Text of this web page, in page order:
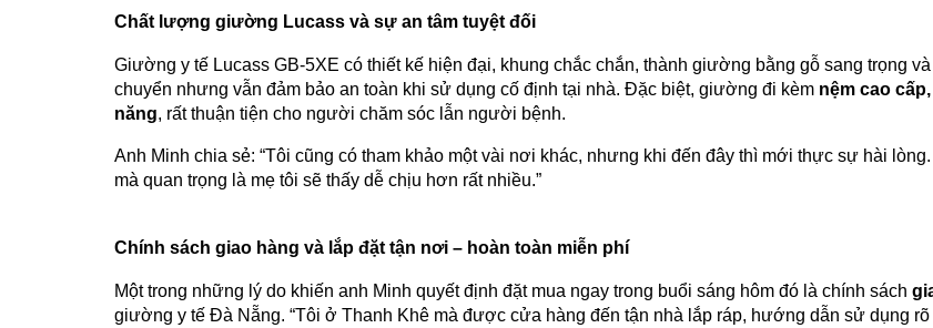
Chất lượng giường Lucass và sự an tâm tuyệt đối
Giường y tế Lucass GB-5XE có thiết kế hiện đại, khung chắc chắn, thành giường bằng gỗ sang trọng
chuyển nhưng vẫn đảm bảo an toàn khi sử dụng cố định tại nhà. Đặc biệt, giường đi kèm nệm cao
năng, rất thuận tiện cho người chăm sóc lẫn người bệnh.
Anh Minh chia sẻ: “Tôi cũng có tham khảo một vài nơi khác, nhưng khi đến đây thì mới thực sự hài
mà quan trọng là mẹ tôi sẽ thấy dễ chịu hơn rất nhiều.”
Chính sách giao hàng và lắp đặt tận nơi – hoàn toàn miễn phí
Một trong những lý do khiến anh Minh quyết định đặt mua ngay trong buổi sáng hôm đó là chính sách
giường y tế Đà Nẵng. “Tôi ở Thanh Khê mà được cửa hàng đến tận nhà lắp ráp, hướng dẫn sử dụng rõ